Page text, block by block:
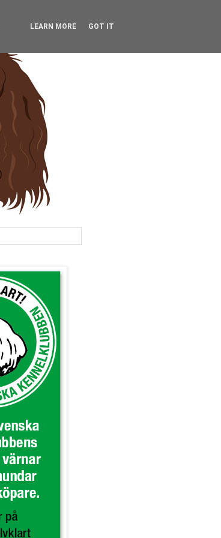
LEARN MORE GOT IT